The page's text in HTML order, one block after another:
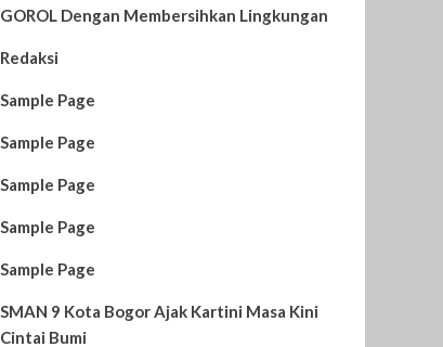
GOROL Dengan Membersihkan Lingkungan
Redaksi
Sample Page
Sample Page
Sample Page
Sample Page
Sample Page
SMAN 9 Kota Bogor Ajak Kartini Masa Kini
Cintai Bumi